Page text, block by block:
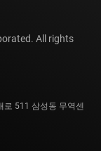
All rights
로 511 삼성동 무역센